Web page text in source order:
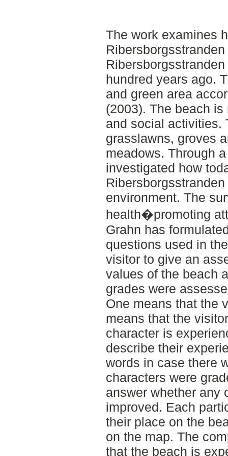
The work examines
hundred years ago.
and green area
(2003). The beach
and social activities.
grasslawns, groves
meadows. Through
investigated how
environment. The
health�promoting
Grahn has
questions used in
visitor to give an
values of the beach
grades were
One means that the
means that the
character is
describe their
words in case there
characters were
answer whether any
improved. Each
their place on the
on the map. The
that the beach is